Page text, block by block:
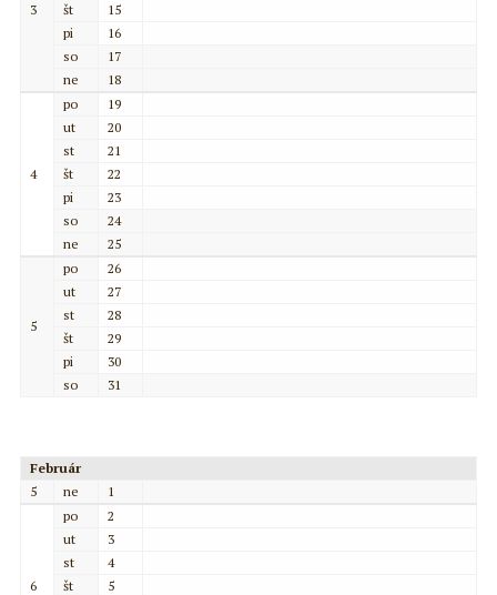
3
št
15
pi
16
so
17
ne
18
4
po
19
ut
20
st
21
št
22
pi
23
so
24
ne
25
5
po
26
ut
27
st
28
št
29
pi
30
so
31
Február
5
ne 1
6
po
2
ut
3
st
4
št
5